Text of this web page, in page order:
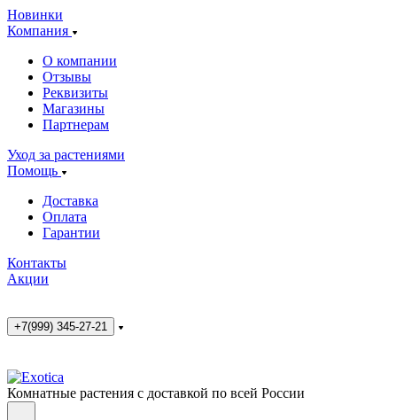
Новинки
Компания
О компании
Отзывы
Реквизиты
Магазины
Партнерам
Уход за растениями
Помощь
Доставка
Оплата
Гарантии
Контакты
Акции
+7(999) 345-27-21
Комнатные растения с доставкой по всей России